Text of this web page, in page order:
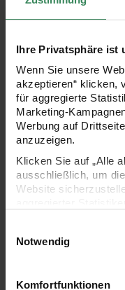
Ihre Privatsphäre ist
Wenn Sie unsere
akzeptieren“ klicken,
für aggregierte
Marketing-
Werbung auf
anzuzeigen.
Klicken Sie auf „Alle
ausschließlich, um
Website
Ihre Einwilligung ist
Link „Cookie-
verwendeten
Notwendig
Komfortfunktionen
Mustern und kunstvoll
harmonischen Farben
gemütlich als auch
zu einer vielseitigen
Wänden. Ob als
dauerhafter Hingucker
- ideal zum Dekorieren
- Motiv: Rosen